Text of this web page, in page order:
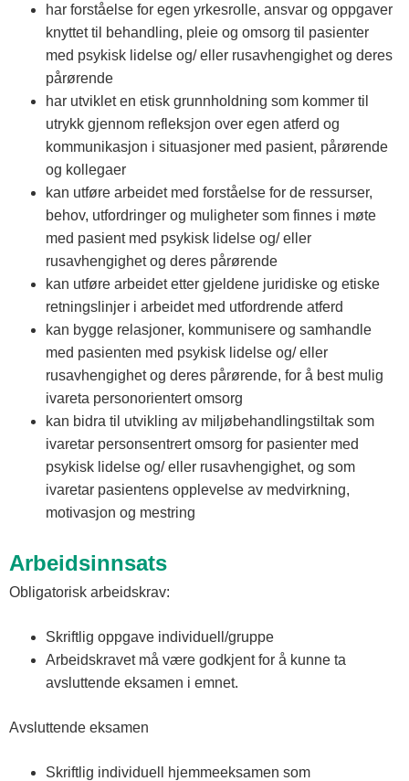
har forståelse for egen yrkesrolle, ansvar og oppgaver
knyttet til behandling, pleie og omsorg til pasienter
med psykisk lidelse og/ eller rusavhengighet og deres
pårørende
har utviklet en etisk grunnholdning som kommer til
utrykk gjennom refleksjon over egen atferd og
kommunikasjon i situasjoner med pasient, pårørende
og kollegaer
kan utføre arbeidet med forståelse for de ressurser,
behov, utfordringer og muligheter som finnes i møte
med pasient med psykisk lidelse og/ eller
rusavhengighet og deres pårørende
kan utføre arbeidet etter gjeldene juridiske og etiske
retningslinjer i arbeidet med utfordrende atferd
kan bygge relasjoner, kommunisere og samhandle
med pasienten med psykisk lidelse og/ eller
rusavhengighet og deres pårørende, for å best mulig
ivareta personorientert omsorg
kan bidra til utvikling av miljøbehandlingstiltak som
ivaretar personsentrert omsorg for pasienter med
psykisk lidelse og/ eller rusavhengighet, og som
ivaretar pasientens opplevelse av medvirkning,
motivasjon og mestring
Arbeidsinnsats
Obligatorisk arbeidskrav:
Skriftlig oppgave individuell/gruppe
Arbeidskravet må være godkjent for å kunne ta
avsluttende eksamen i emnet.
Avsluttende eksamen
Skriftlig individuell hjemmeeksamen som